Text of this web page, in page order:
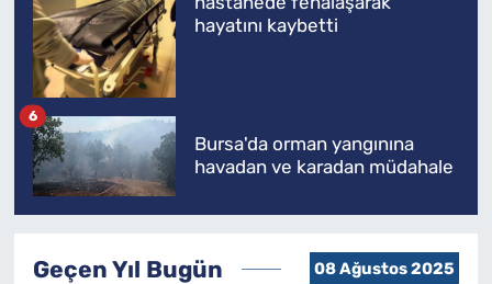
hayatını kaybetti
Bursa'da orman yangınına
havadan ve karadan müdahale
6
Geçen Yıl Bugün 08 Ağustos 2025